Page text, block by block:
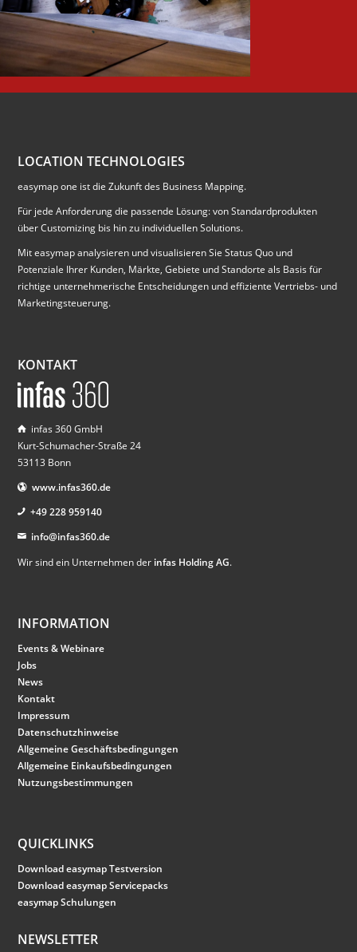
LOCATION TECHNOLOGIES
easymap one ist die Zukunft des Business Mapping.
Für jede Anforderung die passende Lösung: von Standardprodukten
über Customizing bis hin zu individuellen Solutions.
Mit easymap analysieren und visualisieren Sie Status Quo und
Potenziale Ihrer Kunden, Märkte, Gebiete und Standorte als Basis für
richtige unternehmerische Entscheidungen und effiziente Vertriebs- und
Marketingsteuerung.
KONTAKT
infas 360 GmbH
Kurt-Schumacher-Straße 24
53113 Bonn
www.infas360.de
+49 228 959140
info@infas360.de
Wir sind ein Unternehmen der infas Holding AG.
INFORMATION
Events & Webinare
Jobs
News
Kontakt
Impressum
Datenschutzhinweise
Allgemeine Geschäftsbedingungen
Allgemeine Einkaufsbedingungen
Nutzungsbestimmungen
QUICKLINKS
Download easymap Testversion
Download easymap Servicepacks
easymap Schulungen
NEWSLETTER